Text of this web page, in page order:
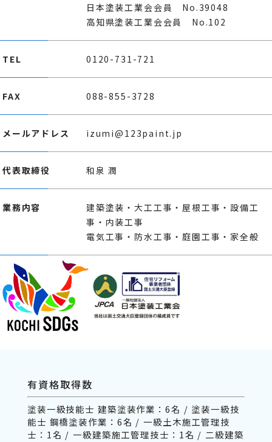
日本塗装工業会会員 No.39048
高知県塗装工業会会員 No.102
TEL 0120-731-721
FAX 088-855-3728
メールアドレス izumi@123paint.jp
代表取締役 和泉 潤
業務内容
建築塗装・大工工事・屋根工事・設備工
事・内装工事
電気工事・防水工事・庭園工事・家全般
有資格取得数
塗装一級技能士 建築塗装作業：6名 / 塗装一級技
能士 鋼橋塗装作業：6名 / 一級土木施工管理技
士：1名 / 一級建築施工管理技士：1名 / 二級建築